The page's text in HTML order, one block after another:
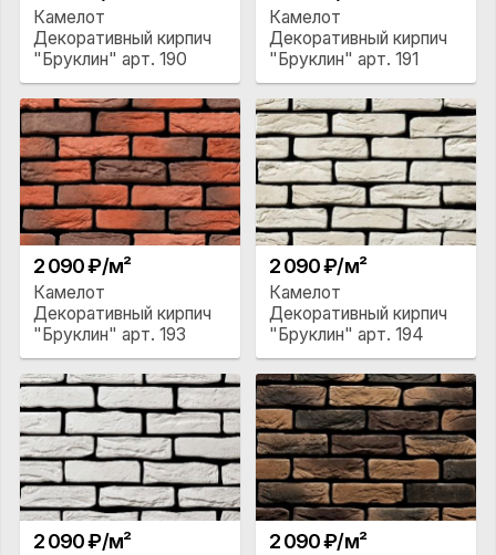
Камелот
Декоративный кирпич
"Бруклин" арт. 190
Камелот
Декоративный кирпич
"Бруклин" арт. 191
2 090 ₽/м²
Камелот
Декоративный кирпич
"Бруклин" арт. 193
2 090 ₽/м²
Камелот
Декоративный кирпич
"Бруклин" арт. 194
2 090 ₽/м² 2 090 ₽/м²